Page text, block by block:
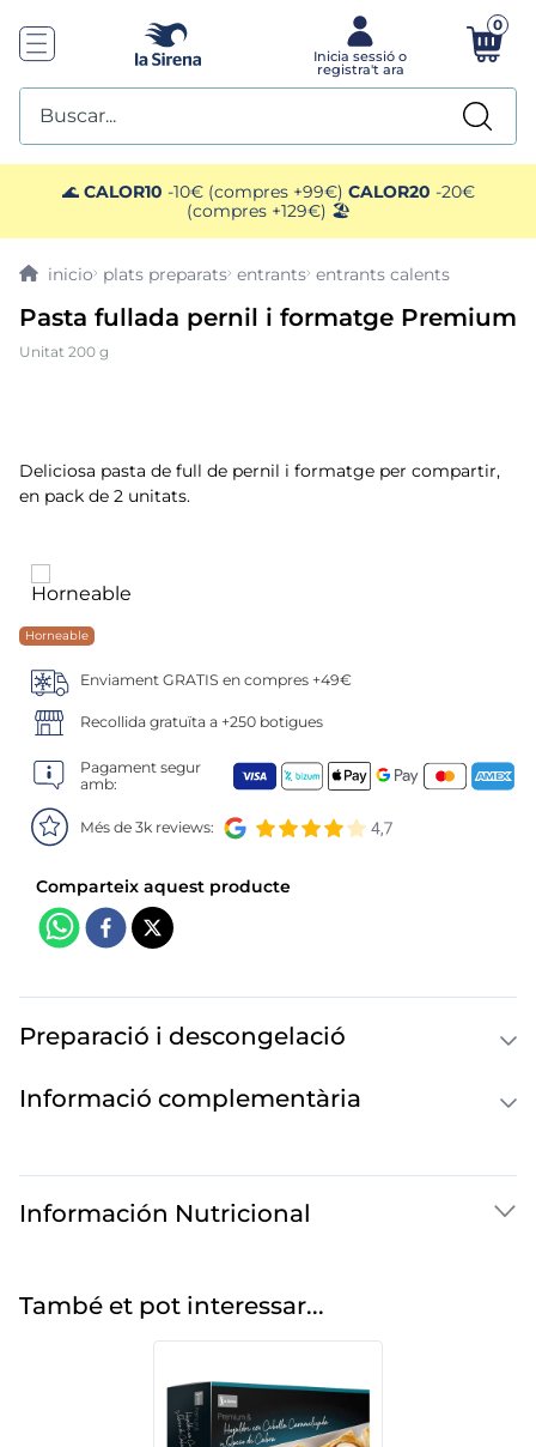
0
Buscar...
🌊 CALOR10 -10€ (compres +99€) CALOR20 -20€
(compres +129€) 🏖️
plats preparats entrants entrants calents
Pasta fullada pernil i formatge Premium
Unitat 200 g
Deliciosa pasta de full de pernil i formatge per compartir,
en pack de 2 unitats.
Horneable
Enviament GRATIS en compres +49€
Recollida gratuïta a +250 botigues
Pagament segur
amb:
Més de 3k reviews:
Preparació i descongelació
Informació complementària
Información Nutricional
També et pot interessar...
TOP SEARCHES
1. helados sirena
3 patatas
5. verduras
. canelones
. listísimos
pollo